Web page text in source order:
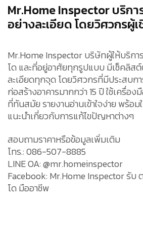
Mr.Home Inspector บริก
อย่างละเอียด โดยวิศวกรผู้
Mr.Home Inspector บริษัทผู้ให้บริการ
โดและที่อยู่อาศัยทุกรูปแบบ มีเช็คลิส
ละเอียดทุกจุด โดยวิศวกรที่มีประสบก
ก่อสร้างอาคารมากกว่า 15 ปี ใช้เครื่
ที่ทันสมัย รายงานอ่านเข้าใจง่าย พร้อม
แนะนำเกี่ยวกับการแก้ไขปัญหาต่างๆ
สอบถามราคาหรือข้อมูลเพิ่มเติม
โทร.: 086-507-8885
LINE OA:@mr.homeinspector
Facebook:Mr.Home Inspector รับ
โด มืออาชีพ